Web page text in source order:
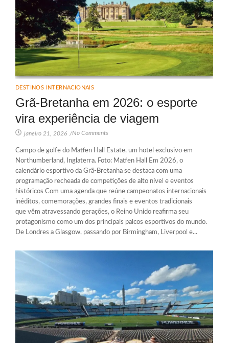
DESTINOS INTERNACIONAIS
Grã-Bretanha em 2026: o esporte
vira experiência de viagem
janeiro 21, 2026 /No Comments
Campo de golfe do Matfen Hall Estate, um hotel exclusivo em
Northumberland, Inglaterra. Foto: Matfen Hall Em 2026, o
calendário esportivo da Grã-Bretanha se destaca com uma
programação recheada de competições de alto nível e eventos
históricos Com uma agenda que reúne campeonatos internacionais
inéditos, comemorações, grandes finais e eventos tradicionais
que vêm atravessando gerações, o Reino Unido reafirma seu
protagonismo como um dos principais palcos esportivos do mundo.
De Londres a Glasgow, passando por Birmingham, Liverpool e...